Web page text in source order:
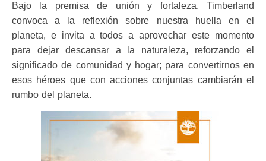
Bajo la premisa de unión y fortaleza, Timberland
convoca a la reflexión sobre nuestra huella en el
planeta, e invita a todos a aprovechar este momento
para dejar descansar a la naturaleza, reforzando el
significado de comunidad y hogar; para convertirnos en
esos héroes que con acciones conjuntas cambiarán el
rumbo del planeta.